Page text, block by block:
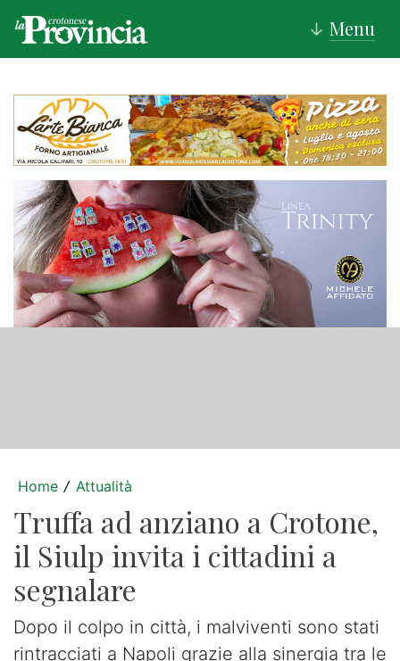
↓ Menu
Home / Attualità
Truffa ad anziano a Crotone,
il Siulp invita i cittadini a
segnalare
Dopo il colpo in città, i malviventi sono stati
rintracciati a Napoli grazie alla sinergia tra le